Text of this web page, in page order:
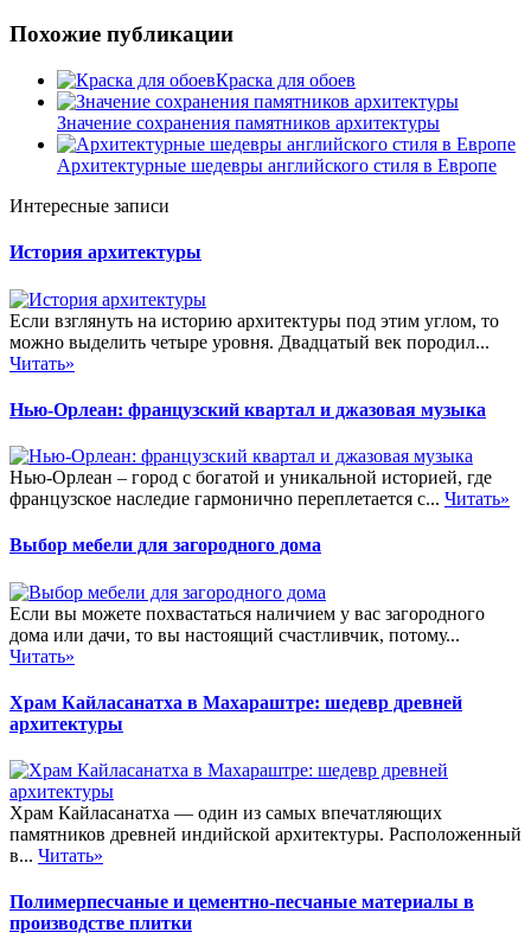
Похожие публикации
Краска для обоев
Значение сохранения памятников архитектуры
Архитектурные шедевры английского стиля в Европе
Интересные записи
История архитектуры
Если взглянуть на историю архитектуры под этим углом, то
можно выделить четыре уровня. Двадцатый век породил...
Читать»
Нью-Орлеан: французский квартал и джазовая музыка
Нью-Орлеан – город с богатой и уникальной историей, где
французское наследие гармонично переплетается с... Читать»
Выбор мебели для загородного дома
Если вы можете похвастаться наличием у вас загородного
дома или дачи, то вы настоящий счастливчик, потому...
Читать»
Храм Кайласанатха в Махараштре: шедевр древней
архитектуры
Храм Кайласанатха — один из самых впечатляющих
памятников древней индийской архитектуры. Расположенный
в... Читать»
Полимерпесчаные и цементно-песчаные материалы в
производстве плитки